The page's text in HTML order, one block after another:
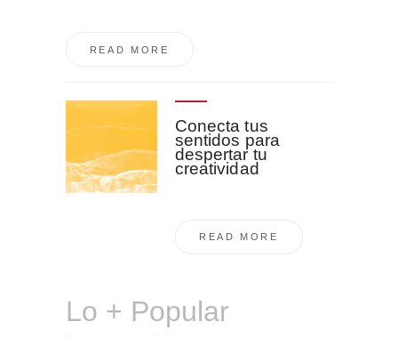
READ MORE
Conecta tus
sentidos para
despertar tu
creatividad
READ MORE
Lo + Popular